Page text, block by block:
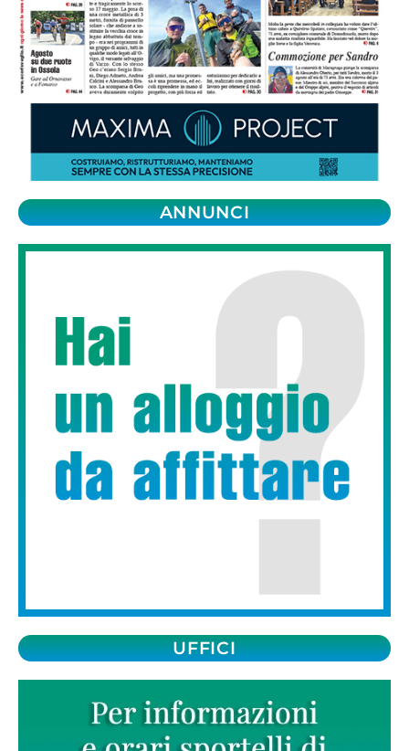
ANNUNCI
UFFICI